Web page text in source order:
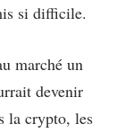
si difficile.
marché un
devenir
la crypto, les